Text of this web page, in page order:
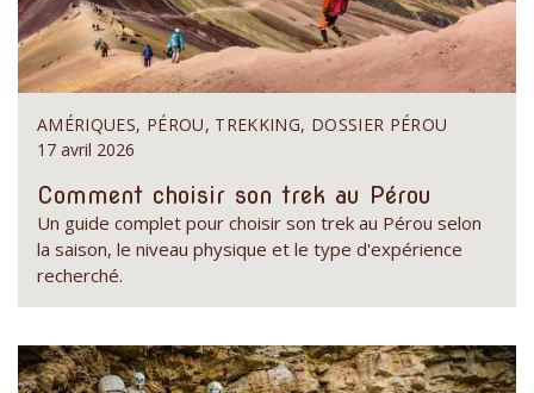
AMÉRIQUES, PÉROU, TREKKING, DOSSIER PÉROU
17 avril 2026
Comment choisir son trek au Pérou
Un guide complet pour choisir son trek au Pérou selon
la saison, le niveau physique et le type d'expérience
recherché.